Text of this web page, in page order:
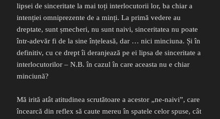
lipsei de sinceritate la mai toți interlocutorii lor, ba chiar a
intenției omniprezente de a minți. La primă vedere au
dreptate, sunt șmecheri, nu sunt naivi, sinceritatea nu poate
într-adevăr fi de la sine înțeleasă, dar … nici minciuna. Și în
definitiv, cu ce drept îi deranjează pe ei lipsa de sinceritate a
interlocutorilor – N.B. în cazul în care aceasta nu e chiar
minciună?
Mă irită atât atitudinea scrutătoare a acestor „ne-naivi”, care
încearcă din reflex să caute mereu în spatele celor spuse, cât